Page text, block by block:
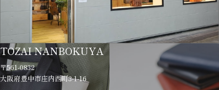
TOZAI NANBOKUYA
〒561-0832
大阪府豊中市庄内西町3-1-16